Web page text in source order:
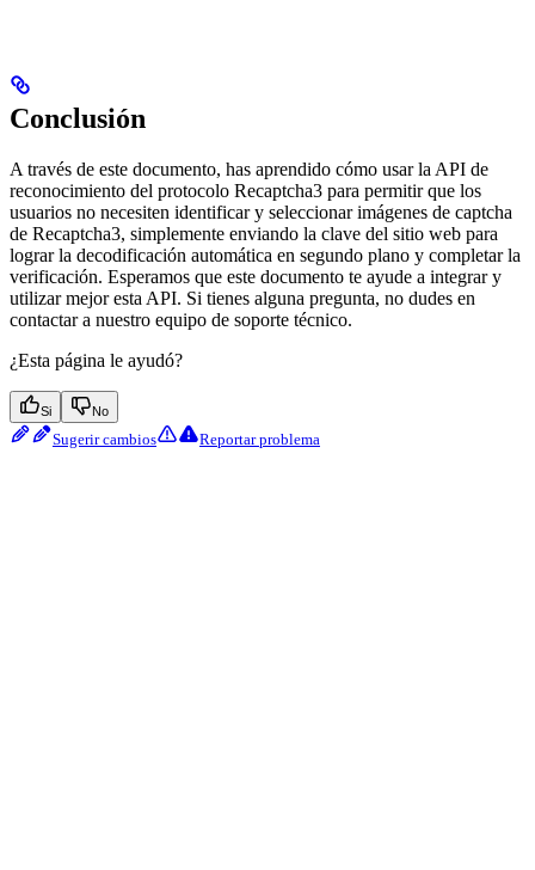
Conclusión
A través de este documento, has aprendido cómo usar la API de
reconocimiento del protocolo Recaptcha3 para permitir que los
usuarios no necesiten identificar y seleccionar imágenes de captcha
de Recaptcha3, simplemente enviando la clave del sitio web para
lograr la decodificación automática en segundo plano y completar la
verificación. Esperamos que este documento te ayude a integrar y
utilizar mejor esta API. Si tienes alguna pregunta, no dudes en
contactar a nuestro equipo de soporte técnico.
¿Esta página le ayudó?
Si No
Sugerir cambios Reportar problema